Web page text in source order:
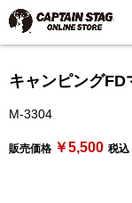
キャンピング
M-3304
販売価格 ￥5,500 税込